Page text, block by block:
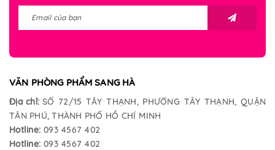
VĂN PHÒNG PHẨM SANG HÀ
Địa chỉ: SỐ 72/15 TÂY THẠNH, PHƯỜNG TÂY THẠNH, QUẬN
TÂN PHÚ, THÀNH PHỐ HỒ CHÍ MINH
Hotline: 093 4567 402
Hotline: 093 4567 402